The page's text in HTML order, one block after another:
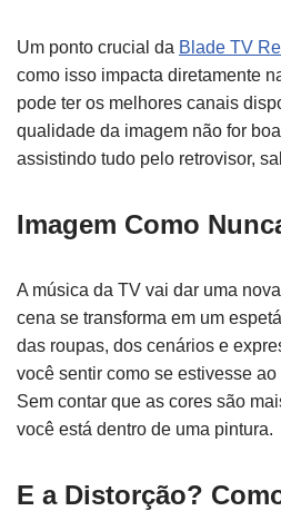
Um ponto crucial da Blade TV
como isso impacta diretamente
pode ter os melhores canais
qualidade da imagem não for
assistindo tudo pelo retrovisor,
Imagem Como
A música da TV vai dar uma
cena se transforma em um
das roupas, dos cenários e
você sentir como se estivesse
Sem contar que as cores são
você está dentro de uma pintura.
E a Distorção?